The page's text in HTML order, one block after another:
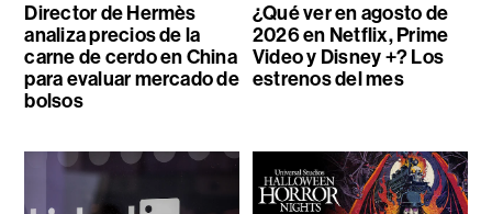
Director de Hermès
analiza precios de la
carne de cerdo en China
para evaluar mercado de
bolsos
¿Qué ver en agosto de
2026 en Netflix, Prime
Video y Disney +? Los
estrenos del mes